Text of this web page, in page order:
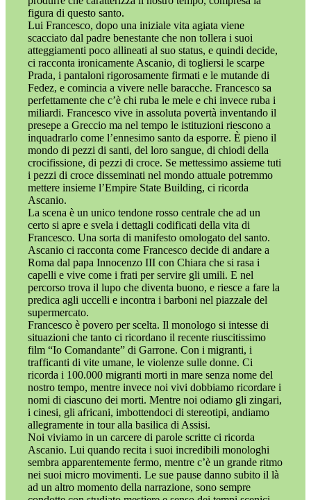
figura di questo santo.
Lui Francesco, dopo una iniziale vita agiata viene
scacciato dal padre benestante che non tollera i suoi
atteggiamenti poco allineati al suo status, e quindi decide,
ci racconta ironicamente Ascanio, di togliersi le scarpe
Prada, i pantaloni rigorosamente firmati e le mutande di
Fedez, e comincia a vivere nelle baracche. Francesco sa
perfettamente che c’è chi ruba le mele e chi invece ruba i
miliardi. Francesco vive in assoluta povertà inventando il
presepe a Greccio ma nel tempo le istituzioni riescono a
inquadrarlo come l’ennesimo santo da esporre. È pieno il
mondo di pezzi di santi, del loro sangue, di chiodi della
crocifissione, di pezzi di croce. Se mettessimo assieme tuti
i pezzi di croce disseminati nel mondo attuale potremmo
mettere insieme l’Empire State Building, ci ricorda
Ascanio.
La scena è un unico tendone rosso centrale che ad un
certo si apre e svela i dettagli codificati della vita di
Francesco. Una sorta di manifesto omologato del santo.
Ascanio ci racconta come Francesco decide di andare a
Roma dal papa Innocenzo III con Chiara che si rasa i
capelli e vive come i frati per servire gli umili. E nel
percorso trova il lupo che diventa buono, e riesce a fare la
predica agli uccelli e incontra i barboni nel piazzale del
supermercato.
Francesco è povero per scelta. Il monologo si intesse di
situazioni che tanto ci ricordano il recente riuscitissimo
film “Io Comandante” di Garrone. Con i migranti, i
trafficanti di vite umane, le violenze sulle donne. Ci
ricorda i 100.000 migranti morti in mare senza nome del
nostro tempo, mentre invece noi vivi dobbiamo ricordare i
nomi di ciascuno dei morti. Mentre noi odiamo gli zingari,
i cinesi, gli africani, imbottendoci di stereotipi, andiamo
allegramente in tour alla basilica di Assisi.
Noi viviamo in un carcere di parole scritte ci ricorda
Ascanio. Lui quando recita i suoi incredibili monologhi
sembra apparentemente fermo, mentre c’è un grande ritmo
nei suoi micro movimenti. Le sue pause danno subito il là
ad un altro momento della narrazione, sono sempre